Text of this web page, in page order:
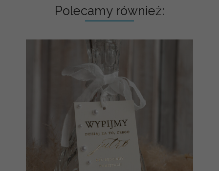
Polecamy również: